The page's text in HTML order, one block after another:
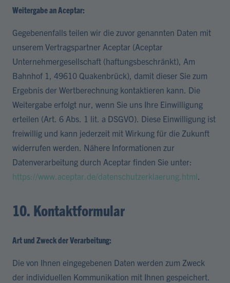
Weitergabe an Aceptar:
Gegebenenfalls teilen wir die zuvor genannten Daten mit
unserem Vertragspartner Aceptar (Aceptar
Unternehmergesellschaft (haftungsbeschränkt), Am
Bahnhof 1, 49610 Quakenbrück), damit dieser Sie zum
Ergebnis der Wertberechnung kontaktieren kann. Die
Weitergabe erfolgt nur, wenn Sie uns Ihre Einwilligung
erteilen (Art. 6 Abs. 1 lit. a DSGVO). Diese Einwilligung ist
freiwillig und kann jederzeit mit Wirkung für die Zukunft
widerrufen werden. Nähere Informationen zur
Datenverarbeitung durch Aceptar finden Sie unter:
https://www.aceptar.de/datenschutzerklaerung.html.
10. Kontaktformular
Art und Zweck der Verarbeitung:
Die von Ihnen eingegebenen Daten werden zum Zweck
der individuellen Kommunikation mit Ihnen gespeichert.